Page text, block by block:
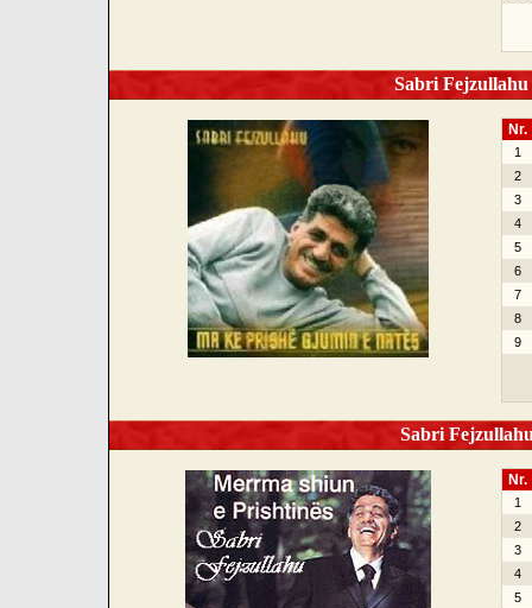
Sabri
Nr.
1
2
3
4
5
6
7
8
9
Sabri
Nr.
1
2
3
4
5